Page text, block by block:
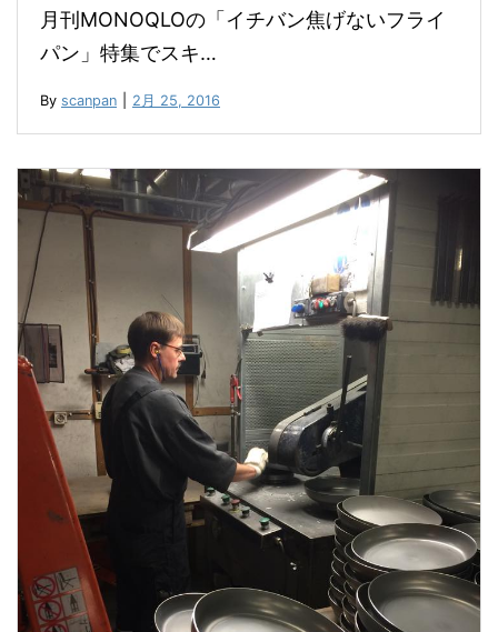
月刊MONOQLOの「イチバン焦げないフライ
パン」特集でスキ…
By scanpan 2月 25, 2016